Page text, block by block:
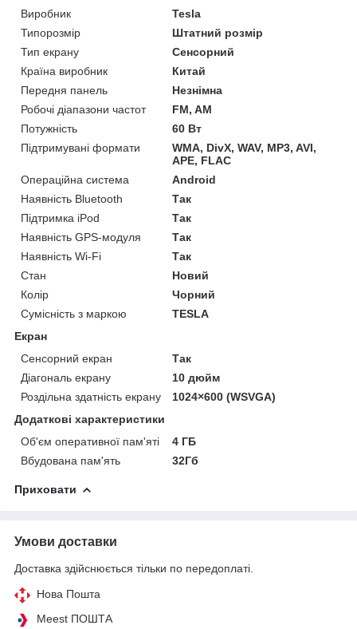
Виробник
Tesla
Типорозмір
Штатний розмір
Тип екрану
Сенсорний
Країна виробник
Китай
Передня панель
Незнімна
Робочі діапазони частот
FM, AM
Потужність
60 Вт
Підтримувані формати
WMA, DivX, WAV, MP3, AVI,
APE, FLAC
Операційна система
Android
Наявність Bluetooth
Так
Підтримка iPod
Так
Наявність GPS-модуля
Так
Наявність Wi-Fi
Так
Стан
Новий
Колір
Чорний
Сумісність з маркою
TESLA
Екран
Сенсорний екран
Так
Діагональ екрану
10 дюйм
Роздільна здатність екрану
1024×600 (WSVGA)
Додаткові характеристики
Об'єм оперативної пам'яті
4 ГБ
Вбудована пам'ять
32Гб
Приховати
Умови доставки
Доставка здійснюється тільки по передоплаті.
Нова Пошта
Meest ПОШТА